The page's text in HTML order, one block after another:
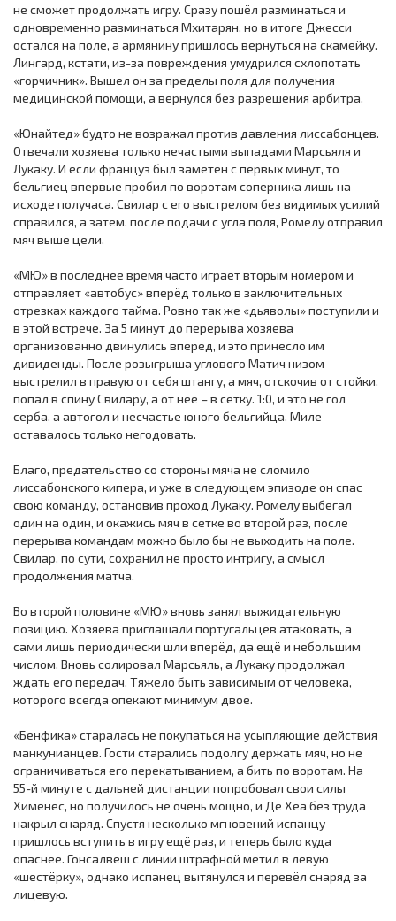
не сможет продолжать игру. Сразу пошёл разминаться и
одновременно разминаться Мхитарян, но в итоге Джесси
остался на поле, а армянину пришлось вернуться на скамейку.
Лингард, кстати, из-за повреждения умудрился схлопотать
«горчичник». Вышел он за пределы поля для получения
медицинской помощи, а вернулся без разрешения арбитра.
«Юнайтед» будто не возражал против давления лиссабонцев.
Отвечали хозяева только нечастыми выпадами Марсьяля и
Лукаку. И если француз был заметен с первых минут, то
бельгиец впервые пробил по воротам соперника лишь на
исходе получаса. Свилар с его выстрелом без видимых усилий
справился, а затем, после подачи с угла поля, Ромелу отправил
мяч выше цели.
«МЮ» в последнее время часто играет вторым номером и
отправляет «автобус» вперёд только в заключительных
отрезках каждого тайма. Ровно так же «дьяволы» поступили и
в этой встрече. За 5 минут до перерыва хозяева
организованно двинулись вперёд, и это принесло им
дивиденды. После розыгрыша углового Матич низом
выстрелил в правую от себя штангу, а мяч, отскочив от стойки,
попал в спину Свилару, а от неё – в сетку. 1:0, и это не гол
серба, а автогол и несчастье юного бельгийца. Миле
оставалось только негодовать.
Благо, предательство со стороны мяча не сломило
лиссабонского кипера, и уже в следующем эпизоде он спас
свою команду, остановив проход Лукаку. Ромелу выбегал
один на один, и окажись мяч в сетке во второй раз, после
перерыва командам можно было бы не выходить на поле.
Свилар, по сути, сохранил не просто интригу, а смысл
продолжения матча.
Во второй половине «МЮ» вновь занял выжидательную
позицию. Хозяева приглашали португальцев атаковать, а
сами лишь периодически шли вперёд, да ещё и небольшим
числом. Вновь солировал Марсьяль, а Лукаку продолжал
ждать его передач. Тяжело быть зависимым от человека,
которого всегда опекают минимум двое.
«Бенфика» старалась не покупаться на усыпляющие действия
манкунианцев. Гости старались подолгу держать мяч, но не
ограничиваться его перекатыванием, а бить по воротам. На
55-й минуте с дальней дистанции попробовал свои силы
Хименес, но получилось не очень мощно, и Де Хеа без труда
накрыл снаряд. Спустя несколько мгновений испанцу
пришлось вступить в игру ещё раз, и теперь было куда
опаснее. Гонсалвеш с линии штрафной метил в левую
«шестёрку», однако испанец вытянулся и перевёл снаряд за
лицевую.